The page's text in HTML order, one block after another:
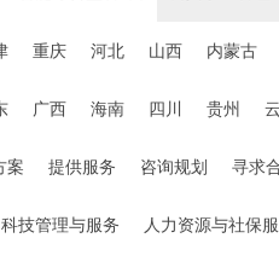
重庆 河北 山西 内蒙古
广西 海南 四川 贵州
案 提供服务 咨询规划 寻求
科技管理与服务 人力资源与社保